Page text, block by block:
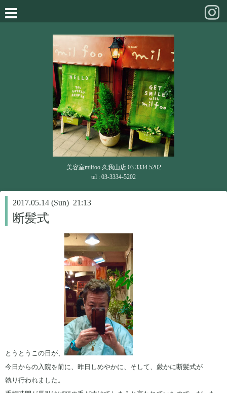
美容室milfoo 久我山店 03 3334 5202
tel : 03-3334-5202
2017.05.14 (Sun) 21:13
断髪式
とうとうこの日が、
今日からの入院を前に、昨日しめやかに、そして、厳かに断髪式が
執り行われました。